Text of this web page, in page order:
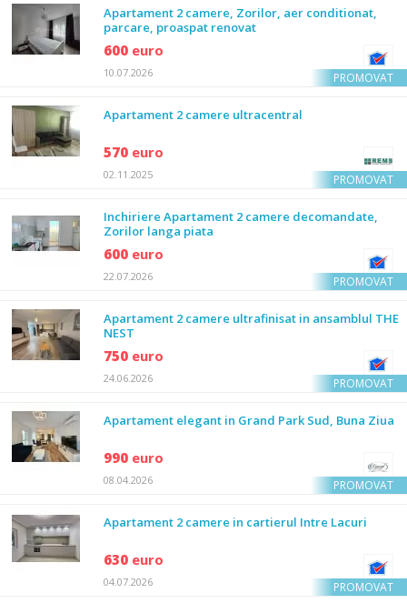
Apartament 2 camere, Zorilor, aer conditionat,
parcare, proaspat renovat
600 euro
10.07.2026 PROMOVAT
Apartament 2 camere ultracentral
570 euro
02.11.2025 PROMOVAT
Inchiriere Apartament 2 camere decomandate,
Zorilor langa piata
600 euro
22.07.2026 PROMOVAT
Apartament 2 camere ultrafinisat in ansamblul THE
NEST
750 euro
24.06.2026 PROMOVAT
Apartament elegant in Grand Park Sud, Buna Ziua
990 euro
08.04.2026 PROMOVAT
Apartament 2 camere in cartierul Intre Lacuri
630 euro
04.07.2026 PROMOVAT